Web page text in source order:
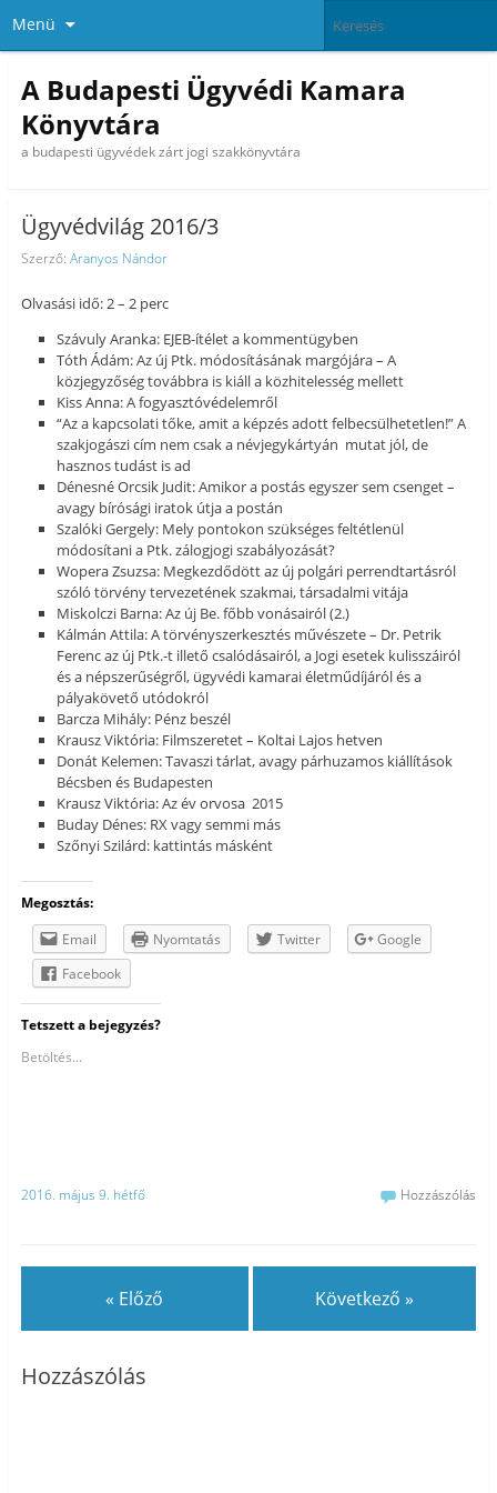
Menü
A Budapesti Ügyvédi Kamara
Könyvtára
a budapesti ügyvédek zárt jogi szakkönyvtára
Ügyvédvilág 2016/3
Szerző: Aranyos Nándor
Olvasási idő: 2 – 2 perc
Szávuly Aranka: EJEB-ítélet a kommentügyben
Tóth Ádám: Az új Ptk. módosításának margójára – A
közjegyzőség továbbra is kiáll a közhitelesség mellett
Kiss Anna: A fogyasztóvédelemről
“Az a kapcsolati tőke, amit a képzés adott felbecsülhetetlen!” A
szakjogászi cím nem csak a névjegykártyán mutat jól, de
hasznos tudást is ad
Dénesné Orcsik Judit: Amikor a postás egyszer sem csenget –
avagy bírósági iratok útja a postán
Szalóki Gergely: Mely pontokon szükséges feltétlenül
módosítani a Ptk. zálogjogi szabályozását?
Wopera Zsuzsa: Megkezdődött az új polgári perrendtartásról
szóló törvény tervezetének szakmai, társadalmi vitája
Miskolczi Barna: Az új Be. főbb vonásairól (2.)
Kálmán Attila: A törvényszerkesztés művészete – Dr. Petrik
Ferenc az új Ptk.-t illető csalódásairól, a Jogi esetek kulisszáiról
és a népszerűségről, ügyvédi kamarai életműdíjáról és a
pályakövető utódokról
Barcza Mihály: Pénz beszél
Krausz Viktória: Filmszeretet – Koltai Lajos hetven
Donát Kelemen: Tavaszi tárlat, avagy párhuzamos kiállítások
Bécsben és Budapesten
Krausz Viktória: Az év orvosa 2015
Buday Dénes: RX vagy semmi más
Szőnyi Szilárd: kattintás másként
Megosztás:
Email
Nyomtatás Twitter
Google
Facebook
Tetszett a bejegyzés?
Betöltés...
2016. május 9. hétfő Hozzászólás
« Előző Következő »
Hozzászólás